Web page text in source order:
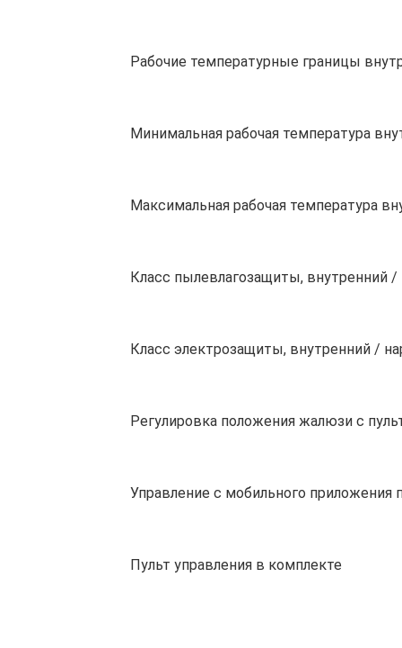
Рабочие температурные границы
Минимальная рабочая температура
Максимальная рабочая температура
Класс пылевлагозащиты, внутренний
Класс электрозащиты, внутренний /
Регулировка положения жалюзи с
Управление c мобильного приложения
Пульт управления в комплекте